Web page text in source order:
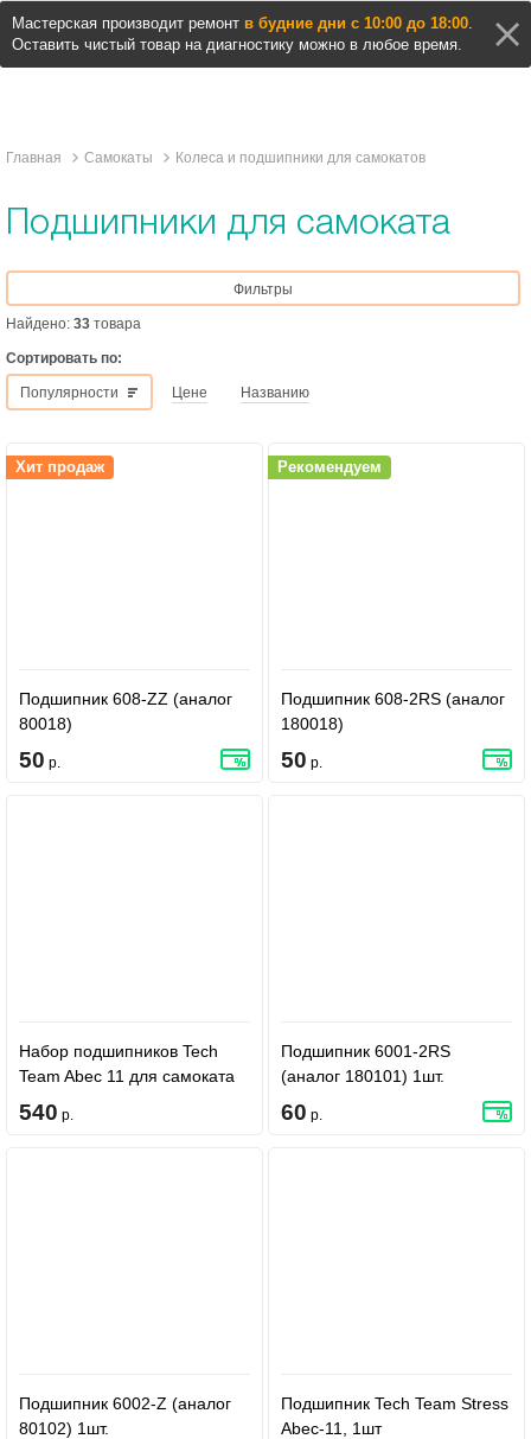
Мастерская производит ремонт в будние дни с 10:00 до 18:00.
Оставить чистый товар на диагностику можно в любое время.
Главная Самокаты Колеса и подшипники для самокатов
Подшипники для самоката
Фильтры
Сортировать по:
Популярности Цене Названию
Подшипник 608-ZZ (аналог
80018)
50 р.
Хит продаж
Подшипник 608-2RS (аналог
180018)
50 р.
Рекомендуем
Набор подшипников Tech
Team Abec 11 для самоката
540 р.
Подшипник 6001-2RS
(аналог 180101) 1шт.
60 р.
Подшипник 6002-Z (аналог
80102) 1шт.
Подшипник Tech Team Stress
Abec-11, 1шт
Найдено: 33 товара